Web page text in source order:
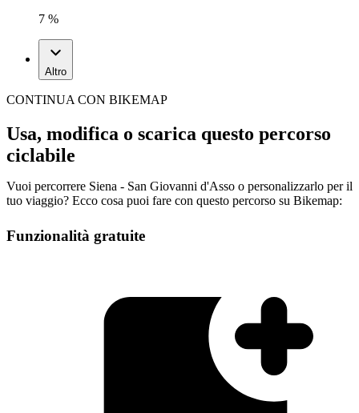
7 %
Altro
CONTINUA CON BIKEMAP
Usa, modifica o scarica questo percorso
ciclabile
Vuoi percorrere Siena - San Giovanni d'Asso o personalizzarlo per il
tuo viaggio? Ecco cosa puoi fare con questo percorso su Bikemap:
Funzionalità gratuite